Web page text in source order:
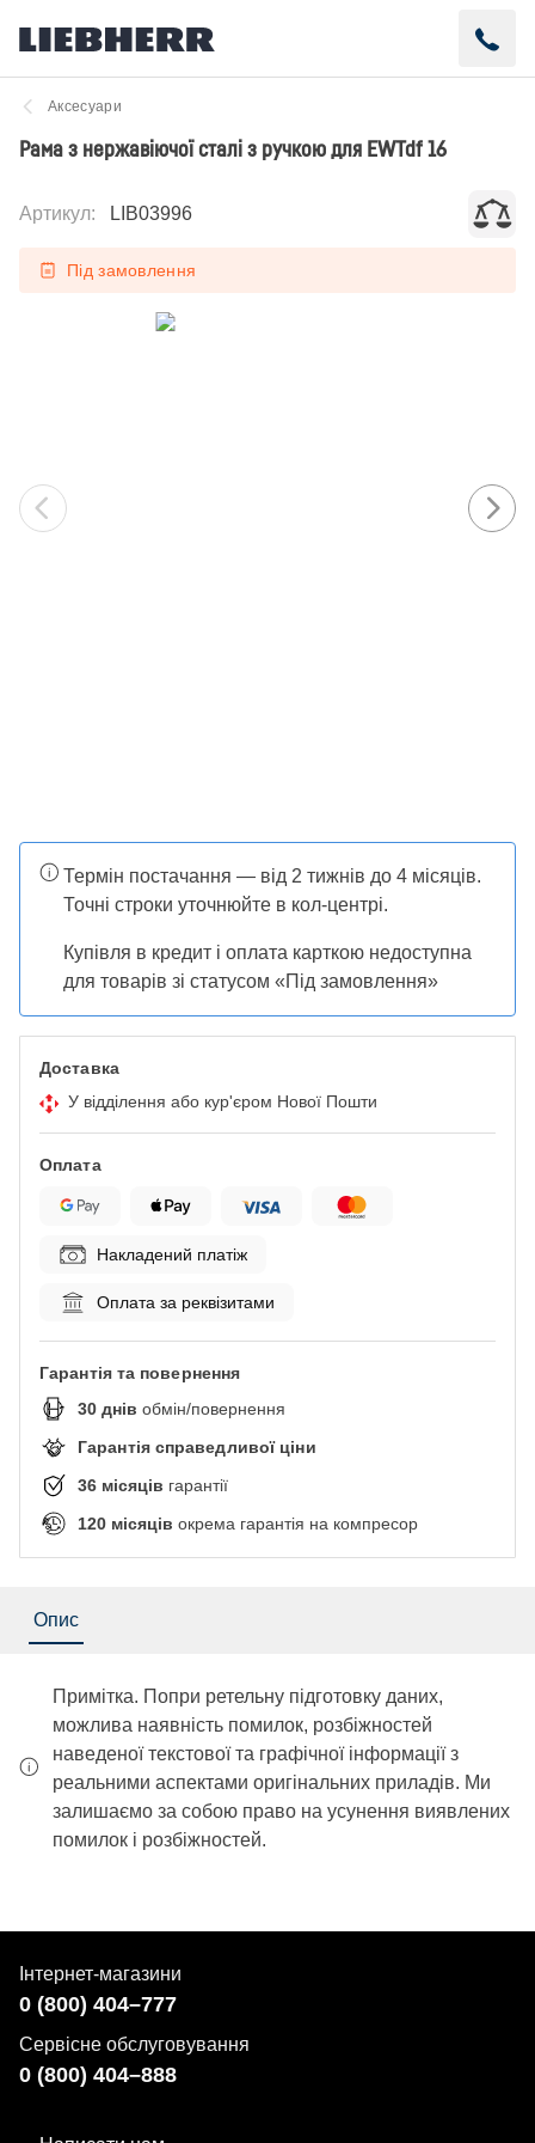
Аксесуари
Рама з нержавіючої сталі з ручкою для EWTdf 16
Артикул: LIB03996
Під замовлення
Термін постачання — від 2 тижнів до 4 місяців.
Точні строки уточнюйте в кол-центрі.
Купівля в кредит і оплата карткою недоступна
для товарів зі статусом «Під замовлення»
Доставка
У відділення або кур'єром Нової Пошти
Оплата
Накладений платіж
Оплата за реквізитами
Гарантія та повернення
30 днів обмін/повернення
Гарантія справедливої ціни
36 місяців гарантії
120 місяців окрема гарантія на компресор
Опис
Примітка. Попри ретельну підготовку даних,
можлива наявність помилок, розбіжностей
наведеної текстової та графічної інформації з
реальними аспектами оригінальних приладів. Ми
залишаємо за собою право на усунення виявлених
помилок і розбіжностей.
Інтернет-магазини
0 (800) 404–777
Сервісне обслуговування
0 (800) 404–888